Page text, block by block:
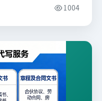
1004